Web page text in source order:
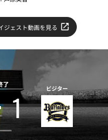
ジェスト動画を見る
了
1
ビジター